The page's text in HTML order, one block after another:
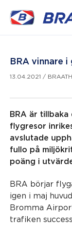
BRA vinnare
13.04.2021 /
BRA är
flygresor
avslutade
fullo på
poäng i
BRA börjar
igen i maj
Bromma
trafiken